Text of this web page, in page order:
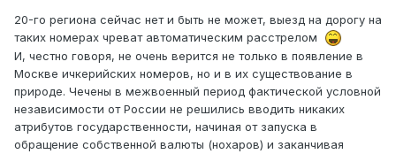
20-го региона сейчас нет и быть не может, выезд на дорогу на
таких номерах чреват автоматическим расстрелом
И, честно говоря, не очень верится не только в появление в
Москве ичкерийских номеров, но и в их существование в
природе. Чечены в межвоенный период фактической условной
независимости от России не решились вводить никаких
атрибутов государственности, начиная от запуска в
обращение собственной валюты (нохаров) и заканчивая